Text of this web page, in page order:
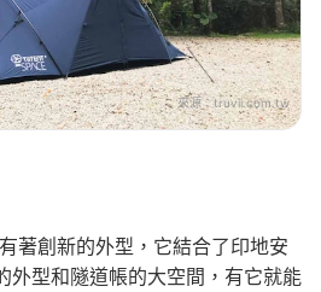
來源：truvii.com.tw
著創新的外型，它結合了印地安
外型和隧道帳的大空間，有它就能